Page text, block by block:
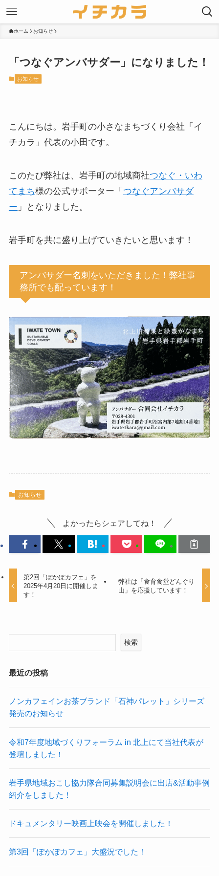
ホーム お知らせ
「つなぐアンバサダー」になりました！
お知らせ
こんにちは。岩手町の小さなまちづくり会社「イ
チカラ」代表の小田です。
このたび弊社は、岩手町の地域商社つなぐ・いわ
てまち様の公式サポーター「 つなぐアンバサダ
ー 」となりました。
岩手町を共に盛り上げていきたいと思います！
アンバサダー名刺をいただきました！弊社事
務所でも配っています！
お知らせ
よかったらシェアしてね！
第2回「ぽかぽカフェ」を
2025年4月20日に開催しま
す！
弊社は「食育食堂どんぐり
山」を応援しています！
検索
最近の投稿
ノンカフェインお茶ブランド「石神パレット」シリーズ
発売のお知らせ
令和7年度地域づくりフォーラム in 北上にて当社代表が
登壇しました！
岩手県地域おこし協力隊合同募集説明会に出店&活動事例
紹介をしました！
ドキュメンタリー映画上映会を開催しました！
第3回「ぽかぽカフェ」大盛況でした！